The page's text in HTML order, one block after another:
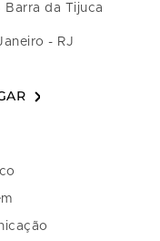
da Tijuca
- RJ